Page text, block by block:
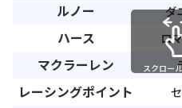
ルノー ダ
ハース ロ
マクラーレン
レーシングポイント
スクロー